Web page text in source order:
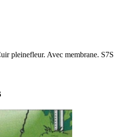
pleinefleur. Avec membrane. S7S